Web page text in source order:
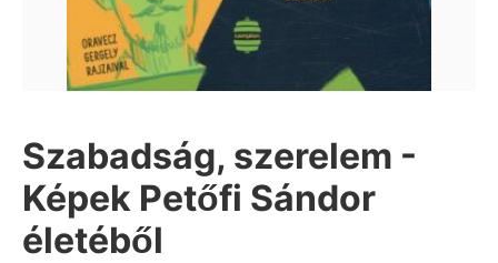
Szabadság, szerelem -
Képek Petőfi Sándor
életéből